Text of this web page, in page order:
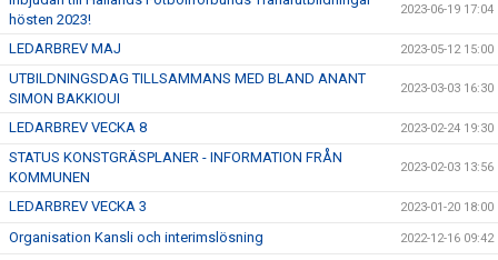
hösten 2023!
2023-06-19 17:04
LEDARBREV MAJ 2023-05-12 15:00
UTBILDNINGSDAG TILLSAMMANS MED BLAND ANANT
SIMON BAKKIOUI
2023-03-03 16:30
LEDARBREV VECKA 8 2023-02-24 19:30
STATUS KONSTGRÄSPLANER - INFORMATION FRÅN
KOMMUNEN
2023-02-03 13:56
LEDARBREV VECKA 3 2023-01-20 18:00
Organisation Kansli och interimslösning 2022-12-16 09:42